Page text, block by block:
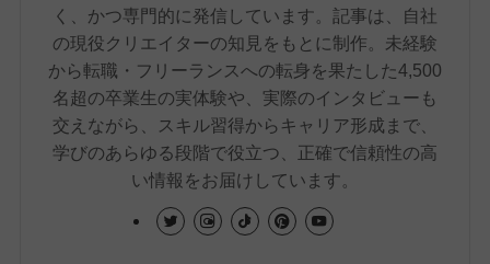
く、かつ専門的に発信しています。記事は、自社
の現役クリエイターの知見をもとに制作。未経験
から転職・フリーランスへの転身を果たした4,500
名超の卒業生の実体験や、実際のインタビューも
交えながら、スキル習得からキャリア形成まで、
学びのあらゆる段階で役立つ、正確で信頼性の高
い情報をお届けしています。